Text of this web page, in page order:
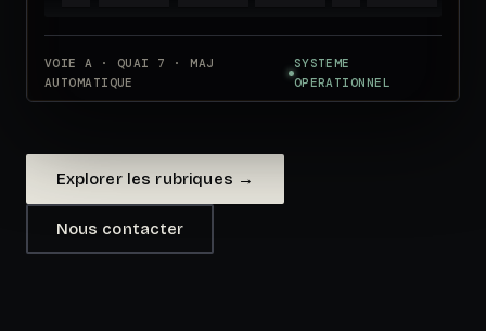
VOIE A · QUAI 7 · MAJ
AUTOMATIQUE
SYSTEME
OPERATIONNEL
Explorer les rubriques →
Nous contacter